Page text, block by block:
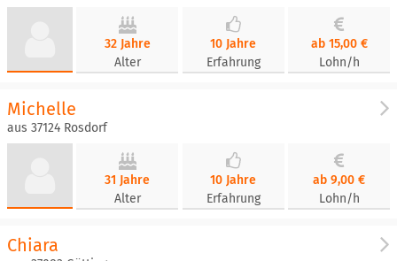
32 Jahre
Alter
10 Jahre
Erfahrung
ab 15,00 €
Lohn/h
Michelle
aus 37124 Rosdorf
31 Jahre
Alter
10 Jahre
Erfahrung
ab 9,00 €
Lohn/h
Chiara